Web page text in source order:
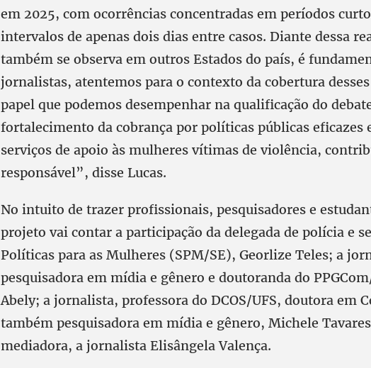
em 2025, com ocorrências concentradas em períodos
intervalos de apenas dois dias entre casos. Diante dessa
também se observa em outros Estados do país, é
jornalistas, atentemos para o contexto da cobertura
papel que podemos desempenhar na qualificação do
fortalecimento da cobrança por políticas públicas eficazes
serviços de apoio às mulheres vítimas de violência,
responsável”, disse Lucas.
No intuito de trazer profissionais, pesquisadores e
projeto vai contar a participação da delegada de polícia e
Políticas para as Mulheres (SPM/SE), Georlize Teles; a
pesquisadora em mídia e gênero e doutoranda do
Abely; a jornalista, professora do DCOS/UFS, doutora em
também pesquisadora em mídia e gênero, Michele
mediadora, a jornalista Elisângela Valença.